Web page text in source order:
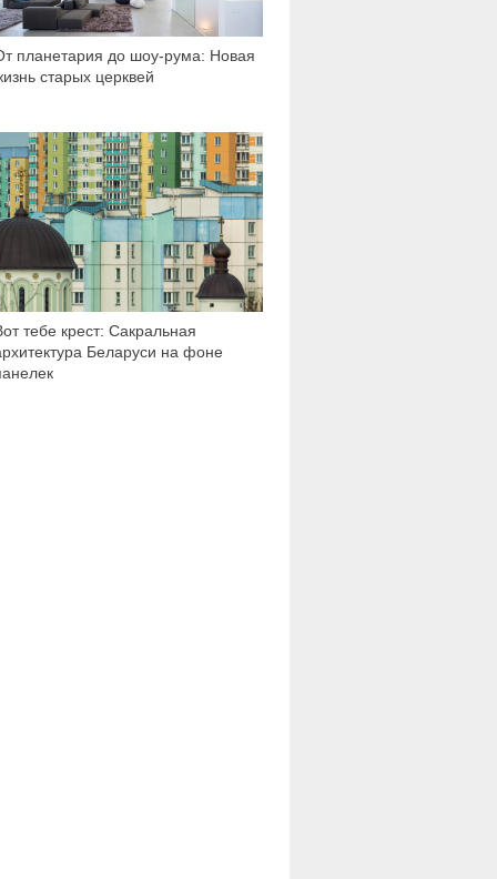
планетария до шоу-рума: Новая
старых церквей
тебе крест: Сакральная
Беларуси на фоне
6 161